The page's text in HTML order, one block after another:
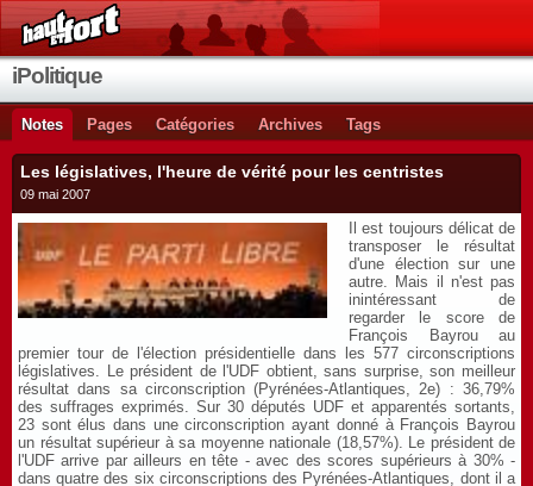
iPolitique
Notes Pages Catégories Archives Tags
Les législatives, l'heure de vérité pour les centristes
09 mai 2007
Il est toujours délicat de
transposer le résultat
d'une élection sur une
autre. Mais il n'est pas
inintéressant de
regarder le score de
François Bayrou au
premier tour de l'élection présidentielle dans les 577 circonscriptions
législatives. Le président de l'UDF obtient, sans surprise, son meilleur
résultat dans sa circonscription (Pyrénées-Atlantiques, 2e) : 36,79%
des suffrages exprimés. Sur 30 députés UDF et apparentés sortants,
23 sont élus dans une circonscription ayant donné à François Bayrou
un résultat supérieur à sa moyenne nationale (18,57%). Le président de
l'UDF arrive par ailleurs en tête - avec des scores supérieurs à 30% -
dans quatre des six circonscriptions des Pyrénées-Atlantiques, dont il a